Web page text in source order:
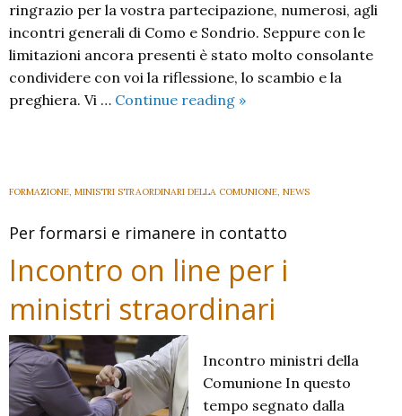
ringrazio per la vostra partecipazione, numerosi, agli
incontri generali di Como e Sondrio. Seppure con le
limitazioni ancora presenti è stato molto consolante
condividere con voi la riflessione, lo scambio e la
preghiera. Vi … Continue reading Ministri
Avvisi
2021
»
FORMAZIONE, MINISTRI STRAORDINARI DELLA COMUNIONE, NEWS
Per formarsi e rimanere in contatto
Incontro on line per i
ministri straordinari
Incontro ministri della
Comunione In questo
tempo segnato dalla